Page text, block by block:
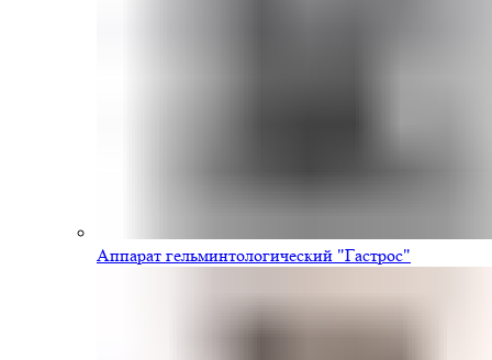
Аппарат гельминтологический "Гастрос"